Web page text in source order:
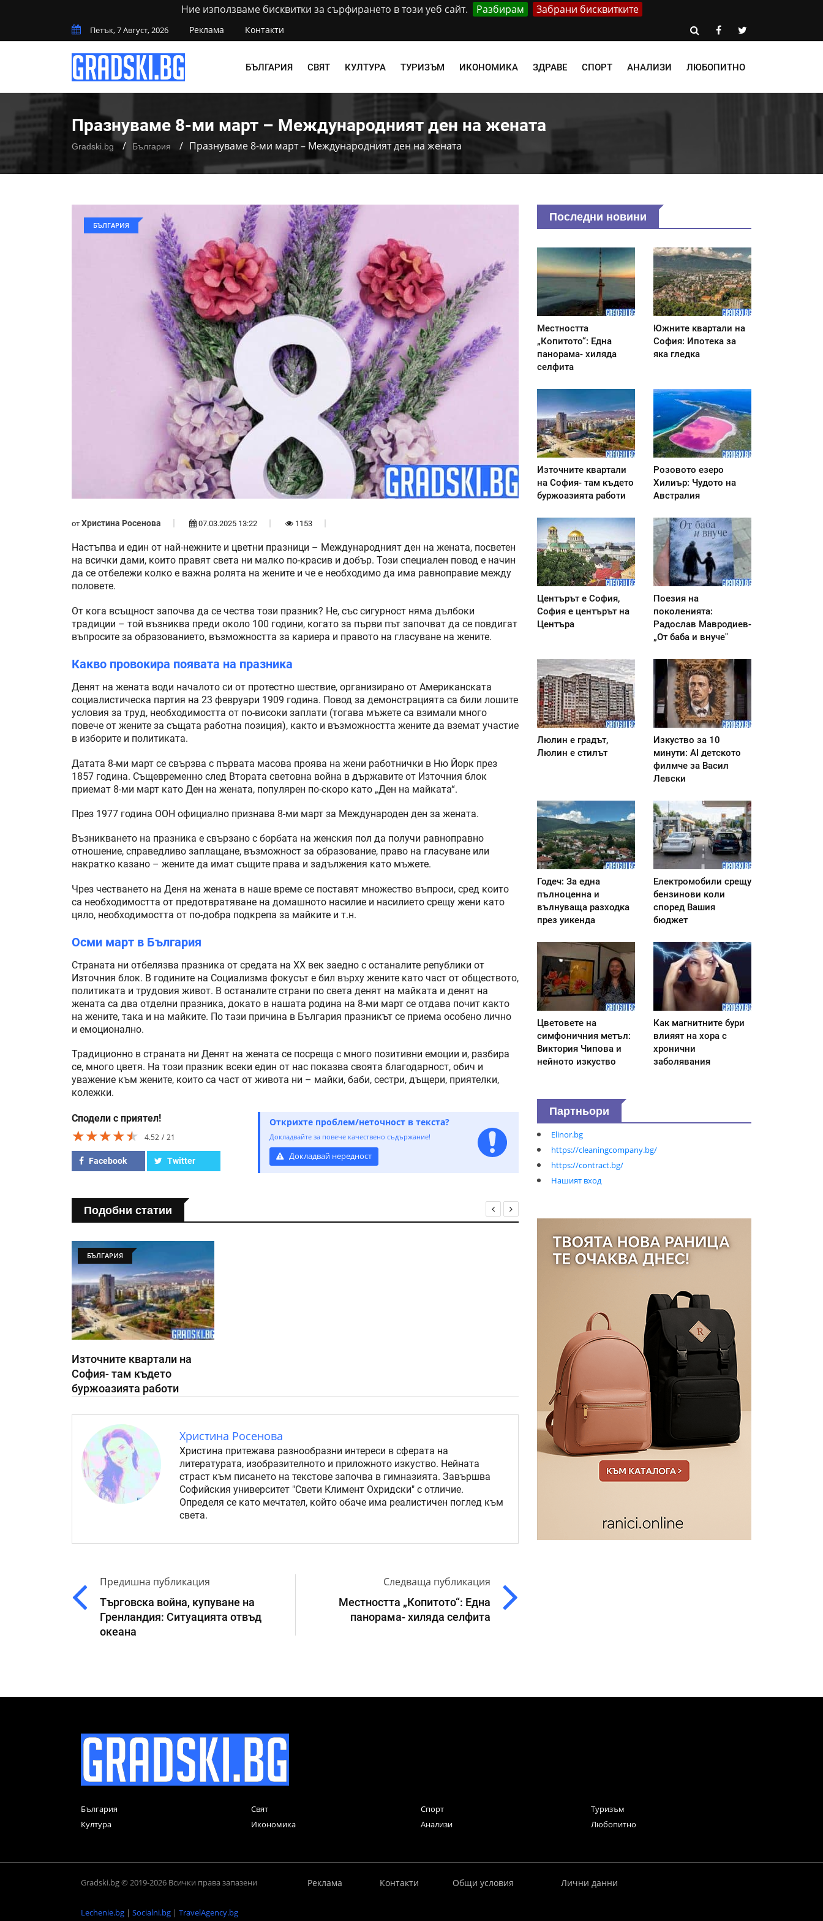
Ние използваме бисквитки за сърфирането в този уеб сайт. Разбирам Забрани бисквитките
Петък, 7 Август, 2026 Реклама Контакти
БЪЛГАРИЯ СВЯТ КУЛТУРА ТУРИЗЪМ ИКОНОМИКА ЗДРАВЕ СПОРТ АНАЛИЗИ ЛЮБОПИТНО
Празнуваме 8-ми март – Международният ден на жената
Gradski.bg България Празнуваме 8-ми март – Международният ден на жената
БЪЛГАРИЯ
от Христина Росенова 07.03.2025 13:22 1153
Настъпва и един от най-нежните и цветни празници – Международният ден на жената, посветен
на всички дами, които правят света ни малко по-красив и добър. Този специален повод е начин
да се отбележи колко е важна ролята на жените и че е необходимо да има равноправие между
половете.
От кога всъщност започва да се чества този празник? Не, със сигурност няма дълбоки
традиции – той възниква преди около 100 години, когато за първи път започват да се повдигат
въпросите за образованието, възможността за кариера и правото на гласуване на жените.
Какво провокира появата на празника
Денят на жената води началото си от протестно шествие, организирано от Американската
социалистическа партия на 23 февруари 1909 година. Повод за демонстрацията са били лошите
условия за труд, необходимостта от по-високи заплати (тогава мъжете са взимали много
повече от жените за същата работна позиция), както и възможността жените да вземат участие
в изборите и политиката.
Датата 8-ми март се свързва с първата масова проява на жени работнички в Ню Йорк през
1857 година. Същевременно след Втората световна война в държавите от Източния блок
приемат 8-ми март като Ден на жената, популярен по-скоро като „Ден на майката“.
През 1977 година ООН официално признава 8-ми март за Международен ден за жената.
Възникването на празника е свързано с борбата на женския пол да получи равноправно
отношение, справедливо заплащане, възможност за образование, право на гласуване или
накратко казано – жените да имат същите права и задължения като мъжете.
Чрез честването на Деня на жената в наше време се поставят множество въпроси, сред които
са необходимостта от предотвратяване на домашното насилие и насилието срещу жени като
цяло, необходимостта от по-добра подкрепа за майките и т.н.
Осми март в България
Страната ни отбелязва празника от средата на ХХ век заедно с останалите републики от
Източния блок. В годините на Социализма фокусът е бил върху жените като част от обществото,
политиката и трудовия живот. В останалите страни по света денят на майката и денят на
жената са два отделни празника, докато в нашата родина на 8-ми март се отдава почит както
на жените, така и на майките. По тази причина в България празникът се приема особено лично
и емоционално.
Традиционно в страната ни Денят на жената се посреща с много позитивни емоции и, разбира
се, много цветя. На този празник всеки един от нас показва своята благодарност, обич и
уважение към жените, които са част от живота ни – майки, баби, сестри, дъщери, приятелки,
колежки.
Сподели с приятел!
★★★★★
★★★★★
★★★★★ 4.52 21
Facebook Twitter
Открихте проблем/неточност в текста?
Докладвайте за повече качествено съдържание!
Докладвай нередност
Подобни статии
БЪЛГАРИЯ
Източните квартали на
София- там където
буржоазията работи
Христина Росенова
Христина притежава разнообразни интереси в сферата на
литературата, изобразителното и приложното изкуство. Нейната
страст към писането на текстове започва в гимназията. Завършва
Софийския университет "Свети Климент Охридски" с отличие.
Определя се като мечтател, който обаче има реалистичен поглед към
света.
Предишна публикация
Търговска война, купуване на
Гренландия: Ситуацията отвъд
океана
Следваща публикация
Местността „Копитото“: Една
панорама- хиляда селфита
Последни новини
Местността
„Копитото“: Една
панорама- хиляда
селфита
Южните квартали на
София: Ипотека за
яка гледка
Източните квартали
на София- там където
буржоазията работи
Розовото езеро
Хилиър: Чудото на
Австралия
Центърът е София,
София е центърът на
Центъра
Поезия на
поколенията:
Радослав Мавродиев-
„От баба и внуче"
Люлин е градът,
Люлин е стилът
Изкуство за 10
минути: AI детското
филмче за Васил
Левски
Годеч: За една
пълноценна и
вълнуваща разходка
през уикенда
Електромобили срещу
бензинови коли
според Вашия
бюджет
Цветовете на
симфоничния метъл:
Виктория Чипова и
нейното изкуство
Как магнитните бури
влияят на хора с
хронични
заболявания
Партньори
Elinor.bg
https://cleaningcompany.bg/
https://contract.bg/
Нашият вход
България Свят Спорт
Туризъм
Култура
Икономика Анализи Любопитно
Gradski.bg © 2019-2026 Всички права запазени Реклама Контакти Общи условия Лични данни
Lechenie.bg | Socialni.bg | TravelAgency.bg